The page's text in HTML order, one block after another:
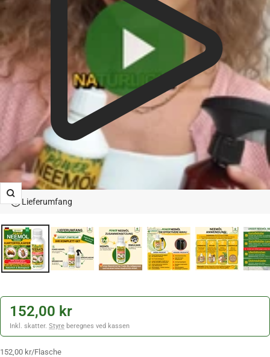
ZoomLieferumfang
152,00 kr
Inkl. skatter. Styre beregnes ved kassen
152,00 kr/Flasche